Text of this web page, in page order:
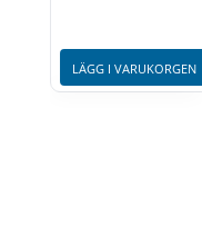
LÄGG I VARUKORGEN